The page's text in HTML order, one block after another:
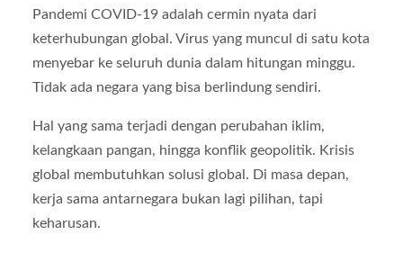
Pandemi COVID-19 adalah cermin nyata dari
keterhubungan global. Virus yang muncul di satu kota
menyebar ke seluruh dunia dalam hitungan minggu.
Tidak ada negara yang bisa berlindung sendiri.
Hal yang sama terjadi dengan perubahan iklim,
kelangkaan pangan, hingga konflik geopolitik. Krisis
global membutuhkan solusi global. Di masa depan,
kerja sama antarnegara bukan lagi pilihan, tapi
keharusan.